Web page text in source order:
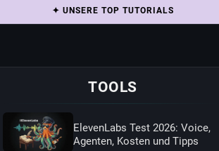
✦ UNSERE TOP TUTORIALS
TOOLS
ElevenLabs Test 2026: Voice,
Agenten, Kosten und Tipps